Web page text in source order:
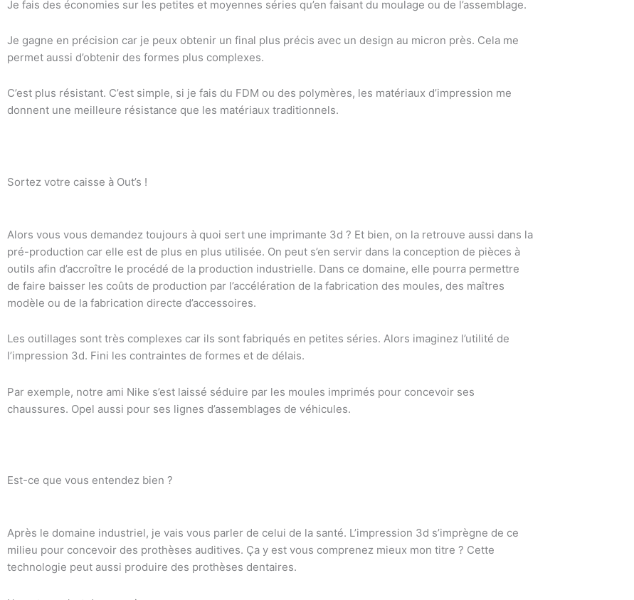
Je fais des économies sur les petites et moyennes séries qu’en faisant du moulage ou de l’assemblage.
Je gagne en précision car je peux obtenir un final plus précis avec un design au micron près. Cela me
permet aussi d’obtenir des formes plus complexes.
C’est plus résistant. C’est simple, si je fais du FDM ou des polymères, les matériaux d’impression me
donnent une meilleure résistance que les matériaux traditionnels.
Sortez votre caisse à Out’s !
Alors vous vous demandez toujours à quoi sert une imprimante 3d ? Et bien, on la retrouve aussi dans la
pré-production car elle est de plus en plus utilisée. On peut s’en servir dans la conception de pièces à
outils afin d’accroître le procédé de la production industrielle. Dans ce domaine, elle pourra permettre
de faire baisser les coûts de production par l’accélération de la fabrication des moules, des maîtres
modèle ou de la fabrication directe d’accessoires.
Les outillages sont très complexes car ils sont fabriqués en petites séries. Alors imaginez l’utilité de
l’impression 3d. Fini les contraintes de formes et de délais.
Par exemple, notre ami Nike s’est laissé séduire par les moules imprimés pour concevoir ses
chaussures. Opel aussi pour ses lignes d’assemblages de véhicules.
Est-ce que vous entendez bien ?
Après le domaine industriel, je vais vous parler de celui de la santé. L’impression 3d s’imprègne de ce
milieu pour concevoir des prothèses auditives. Ça y est vous comprenez mieux mon titre ? Cette
technologie peut aussi produire des prothèses dentaires.